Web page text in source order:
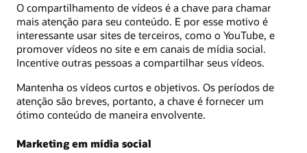
O compartilhamento de vídeos é a chave para chamar
mais atenção para seu conteúdo. E por esse motivo é
interessante usar sites de terceiros, como o YouTube, e
promover vídeos no site e em canais de mídia social.
Incentive outras pessoas a compartilhar seus vídeos.
Mantenha os vídeos curtos e objetivos. Os períodos de
atenção são breves, portanto, a chave é fornecer um
ótimo conteúdo de maneira envolvente.
Marketing em mídia social